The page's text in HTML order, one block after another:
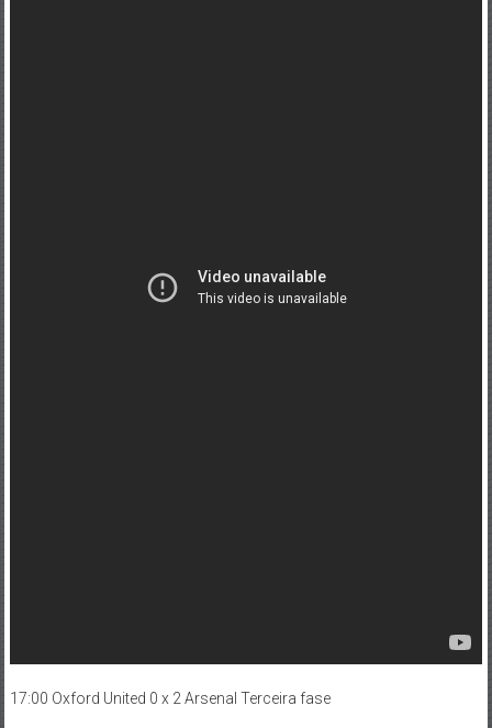
17:00 Oxford United 0 x 2 Arsenal Terceira fase